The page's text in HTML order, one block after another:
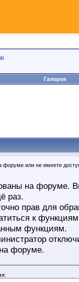
Галерея
или не имеете
на форуме.
раз.
прав для
к
функциям.
форуме.